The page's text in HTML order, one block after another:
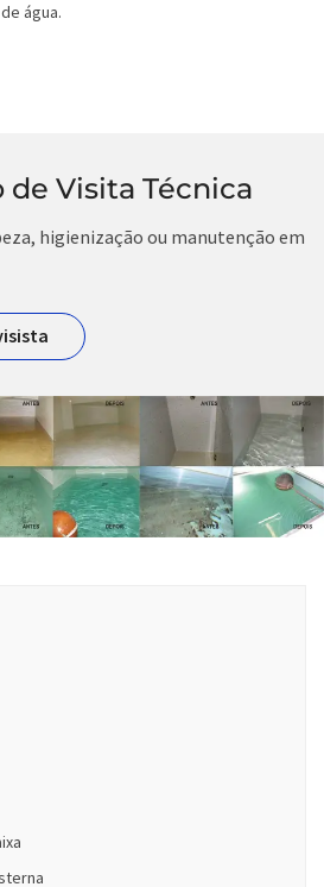
água.
de Visita Técnica
higienização ou manutenção em